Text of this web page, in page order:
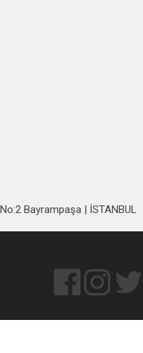
Bayrampaşa | İSTANBUL